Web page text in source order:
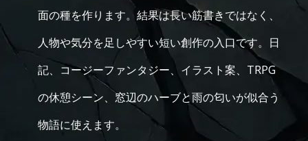
面の種を作ります。結果は長い筋書きではなく、
人物や気分を足しやすい短い創作の入口です。日
記、コージーファンタジー、イラスト案、TRPG
の休憩シーン、窓辺のハーブと雨の匂いが似合う
物語に使えます。